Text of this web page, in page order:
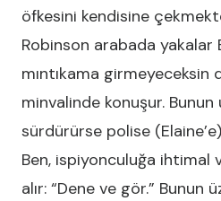
öfkesini kendisine
Robinson arabada yakalar
mıntıkama girmeyeceksin
minvalinde konuşur. Bunun
sürdürürse polise
Ben, ispiyonculuğa ihtimal
alır: “Dene ve gör.” Bunun